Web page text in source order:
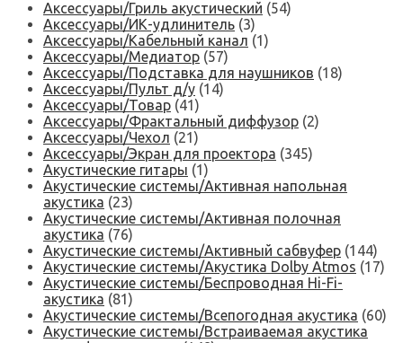
Аксессуары/Гриль акустический (54)
Аксессуары/ИК-удлинитель (3)
Аксессуары/Кабельный канал (1)
Аксессуары/Медиатор (57)
Аксессуары/Подставка для наушников (18)
Аксессуары/Пульт д/у (14)
Аксессуары/Товар (41)
Аксессуары/Фрактальный диффузор (2)
Аксессуары/Чехол (21)
Аксессуары/Экран для проектора (345)
Акустические гитары (1)
Акустические системы/Активная напольная
акустика (23)
Акустические системы/Активная полочная
акустика (76)
Акустические системы/Активный сабвуфер (144)
Акустические системы/Акустика Dolby Atmos (17)
Акустические системы/Беспроводная Hi-Fi-
акустика (81)
Акустические системы/Всепогодная акустика (60)
Акустические системы/Встраиваемая акустика